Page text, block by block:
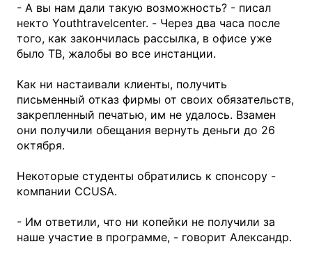
- А вы нам дали такую возможность? - писал
некто Youthtravelcenter. - Через два часа после
того, как закончилась рассылка, в офисе уже
было ТВ, жалобы во все инстанции.
Как ни настаивали клиенты, получить
письменный отказ фирмы от своих обязательств,
закрепленный печатью, им не удалось. Взамен
они получили обещания вернуть деньги до 26
октября.
Некоторые студенты обратились к спонсору -
компании ССUSA.
- Им ответили, что ни копейки не получили за
наше участие в программе, - говорит Александр.